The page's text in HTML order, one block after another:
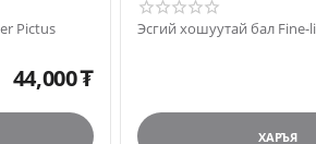
44,000₮
ХАРЪЯ